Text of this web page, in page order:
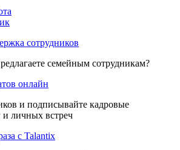
сотрудников
семейным сотрудникам?
онлайн
и подписывайте кадровые
и личных встреч
с Talantix